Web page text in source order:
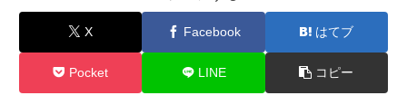
X Facebook はてブ
Pocket LINE コピー